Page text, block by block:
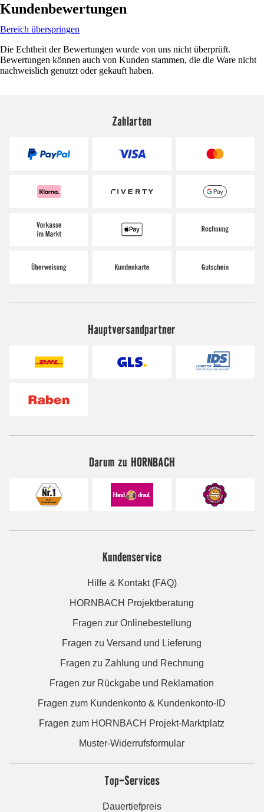
Kundenbewertungen
Bereich überspringen
Die Echtheit der Bewertungen wurde von uns nicht überprüft.
Bewertungen können auch von Kunden stammen, die die Ware nicht
nachweislich genutzt oder gekauft haben.
Zahlarten
Hauptversandpartner
Darum zu HORNBACH
Kundenservice
Hilfe & Kontakt (FAQ)
HORNBACH Projektberatung
Fragen zur Onlinebestellung
Fragen zu Versand und Lieferung
Fragen zu Zahlung und Rechnung
Fragen zur Rückgabe und Reklamation
Fragen zum Kundenkonto & Kundenkonto-ID
Fragen zum HORNBACH Projekt-Marktplatz
Muster-Widerrufsformular
Top-Services
Dauertiefpreis